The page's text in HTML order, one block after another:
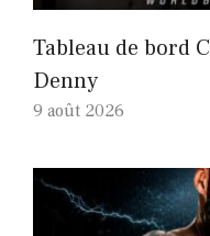
Tableau de bord
Denny
9 août 2026